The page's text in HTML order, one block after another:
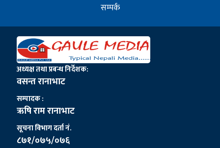
सम्पर्क
अध्यक्ष तथा प्रबन्ध निर्देशक:
वसन्त रानाभाट
सम्पादक :
ऋषि राम रानाभाट
सूचना विभाग दर्ता नं.
८७१/०७५/०७६